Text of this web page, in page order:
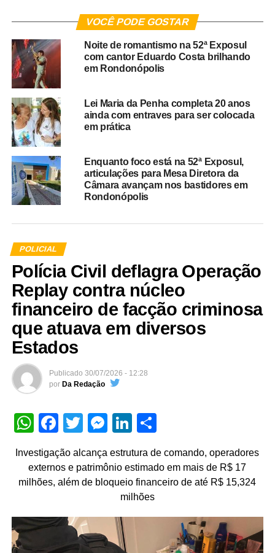
VOCÊ PODE GOSTAR
Noite de romantismo na 52ª Exposul
com cantor Eduardo Costa brilhando
em Rondonópolis
Lei Maria da Penha completa 20 anos
ainda com entraves para ser colocada
em prática
Enquanto foco está na 52ª Exposul,
articulações para Mesa Diretora da
Câmara avançam nos bastidores em
Rondonópolis
POLICIAL
Polícia Civil deflagra Operação
Replay contra núcleo
financeiro de facção criminosa
que atuava em diversos
Estados
Publicado 30/07/2026 - 12:28
por Da Redação
WhatsApp
Facebook
TwitterMessenger
LinkedIn
Investigação alcança estrutura de comando, operadores
externos e patrimônio estimado em mais de R$ 17
milhões, além de bloqueio financeiro de até R$ 15,324
milhões